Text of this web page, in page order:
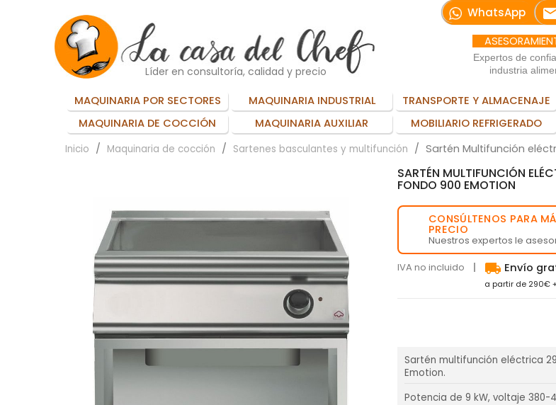
WhatsApp
Líder en consultoría, calidad y precio
Expertos de
industria
MAQUINARIA POR SECTORES MAQUINARIA INDUSTRIAL TRANSPORTE Y ALMACENAJE
MAQUINARIA DE COCCIÓN
MAQUINARIA AUXILIAR MOBILIARIO REFRIGERADO
Inicio Maquinaria de cocción Sartenes basculantes y multifunción Sartén Multifunción
SARTÉN MULTIFUNCIÓN
FONDO 900 EMOTION
CONSÚLTENOS PARA
PRECIO
Nuestros expertos le
IVA no incluido local_shipping Envío
a partir de 290€
Sartén multifunción eléctrica
Emotion.
Potencia de 9 kW, voltaje 380-